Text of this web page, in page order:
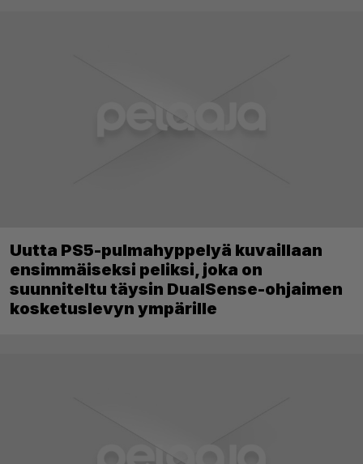
Uutta PS5-pulmahyppelyä kuvaillaan
ensimmäiseksi peliksi, joka on
suunniteltu täysin DualSense-ohjaimen
kosketuslevyn ympärille